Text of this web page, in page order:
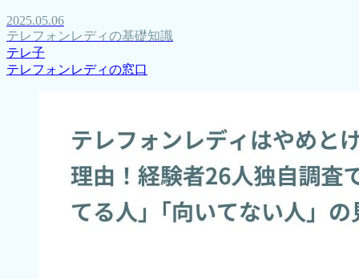
2025.05.06
テレフォンレディの基礎知識
テレ子
テレフォンレディの窓口